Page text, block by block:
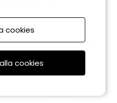
cookies
cookies